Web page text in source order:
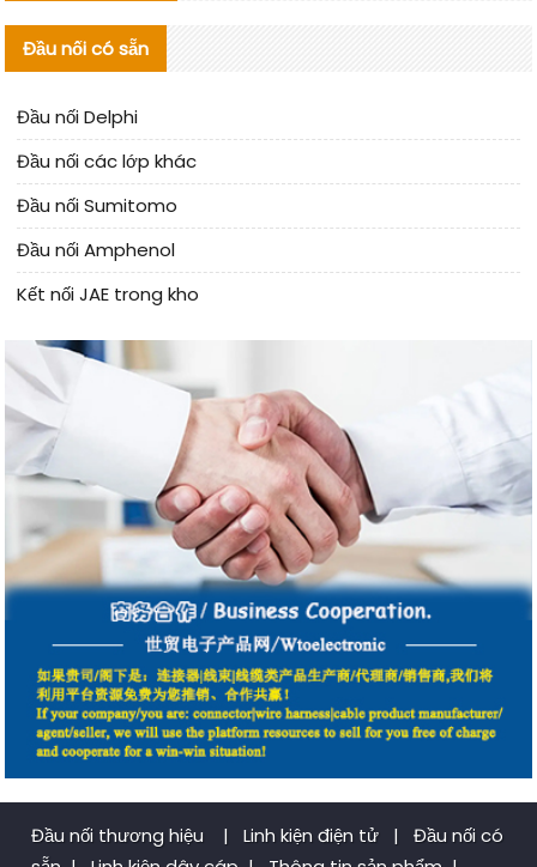
Đầu nối có sẵn
Đầu nối Delphi
Đầu nối các lớp khác
Đầu nối Sumitomo
Đầu nối Amphenol
Kết nối JAE trong kho
Đầu nối thương hiệu | Linh kiện điện tử |
Đầu nối có